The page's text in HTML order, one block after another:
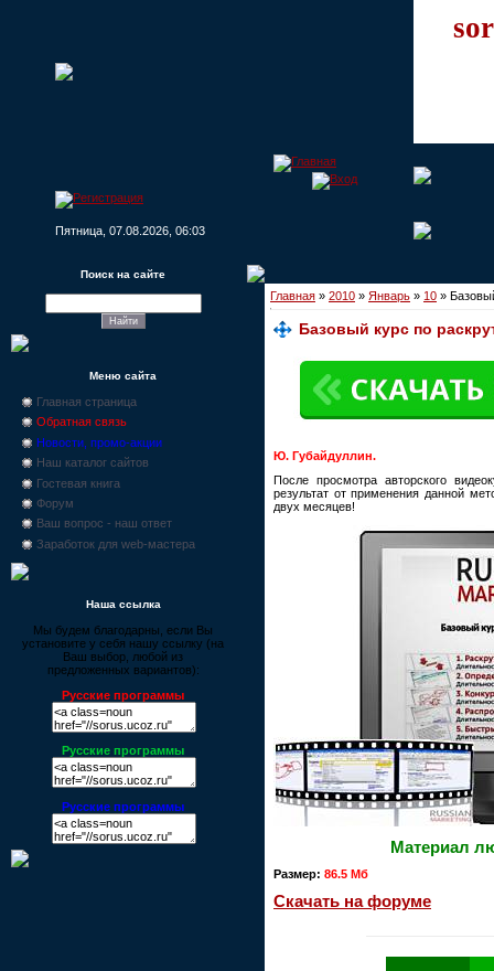
Пятница, 07.08.2026, 06:03
Поиск на сайте
Меню сайта
Главная страница
Обратная связь
Новости, промо-акции
Наш каталог сайтов
Гостевая книга
Форум
Ваш вопрос - наш ответ
Заработок для web-мастера
Наша ссылка
Мы будем благодарны, если Вы
установите у себя нашу ссылку (на
Ваш выбор, любой из
предложенных вариантов):
Русские программы
Русские программы
Русские программы
Главная » 2010 » Январь » 10 »
Базовый курс по
Ю. Губайдуллин.
После просмотра авторского
результат от применения данной
двух месяцев!
Материал
Размер: 86.5 Мб
Скачать на форуме